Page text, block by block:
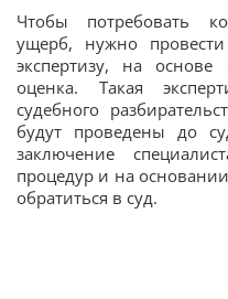
Чтобы потребовать
ущерб, нужно провести
экспертизу, на
оценка. Такая
судебного
будут проведены до
заключение
процедур и на
обратиться в суд.